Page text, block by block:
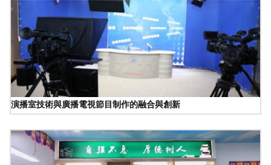
演播室技術與廣播電視節目制作的融合與創新